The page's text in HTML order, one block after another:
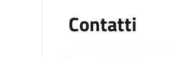
Contatti